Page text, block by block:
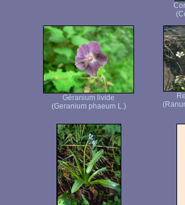
Géranium livide
(Geranium phaeum L.)